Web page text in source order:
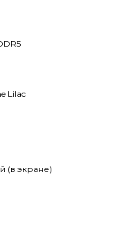
Lilac
(в экране)